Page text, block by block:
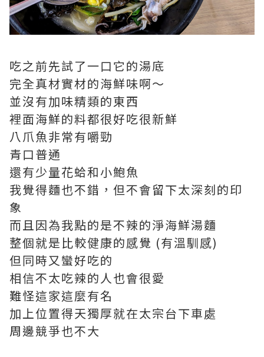
吃之前先試了一口它的湯底
完全真材實材的海鮮味啊～
並沒有加味精類的東西
裡面海鮮的料都很好吃很新鮮
八爪魚非常有嚼勁
青口普通
還有少量花蛤和小鮑魚
我覺得麵也不錯，但不會留下太深刻的印
象
而且因為我點的是不辣的淨海鮮湯麵
整個就是比較健康的感覺 (有溫馴感)
但同時又蠻好吃的
相信不太吃辣的人也會很愛
難怪這家這麼有名
加上位置得天獨厚就在太宗台下車處
周邊競爭也不大